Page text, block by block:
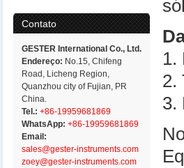
Contato
GESTER International Co., Ltd.
Endereço: No.15, Chifeng
Road, Licheng Region,
Quanzhou city of Fujian, PR
China.
Tel.: +86-19959681869
WhatsApp: +86-19959681869
Email:
sales@gester-instruments.com
zoey@gester-instruments.com
1.
2.
3.